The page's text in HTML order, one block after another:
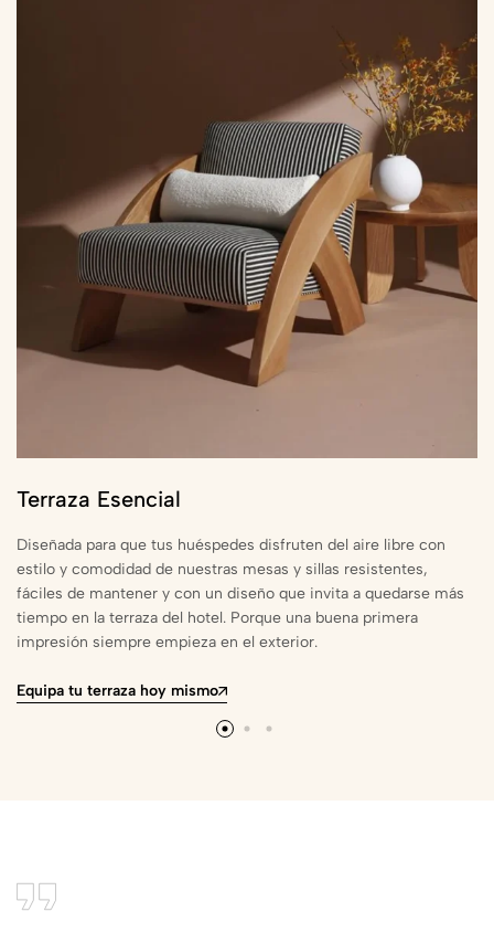
Terraza Esencial
Diseñada para que tus huéspedes disfruten del aire libre con
estilo y comodidad de nuestras mesas y sillas resistentes,
fáciles de mantener y con un diseño que invita a quedarse más
tiempo en la terraza del hotel. Porque una buena primera
impresión siempre empieza en el exterior.
Equipa tu terraza hoy mismo